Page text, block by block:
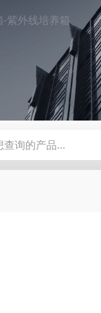
-紫外线培养箱
箱控温范围300℃